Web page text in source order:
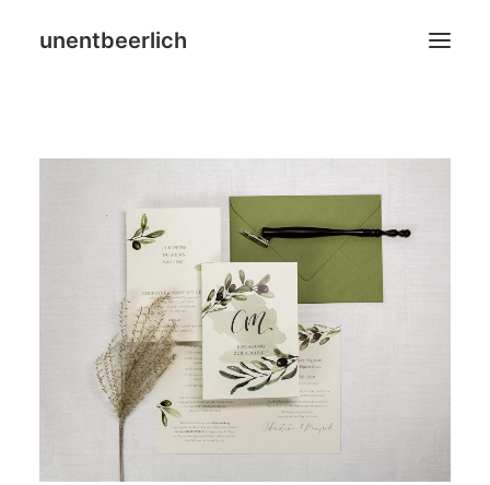
unentbeerlich
Home
Blog
Leistungen
Über mich
SHOP
Search